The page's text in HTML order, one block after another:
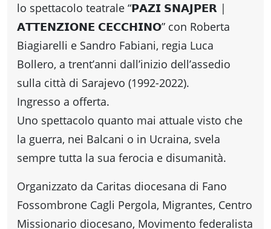
Enogastronomia
Informazioni
Guide
Fano
Accessibili
lo spettacolo teatrale “𝗣𝗔𝗭𝗜 𝗦𝗡𝗔𝗝𝗣𝗘𝗥 |
𝗔𝗧𝗧𝗘𝗡𝗭𝗜𝗢𝗡𝗘 𝗖𝗘𝗖𝗖𝗛𝗜𝗡𝗢” con Roberta
Biagiarelli e Sandro Fabiani, regia Luca
Bollero, a trent’anni dall’inizio dell’assedio
sulla città di Sarajevo (1992-2022).
Ingresso a offerta.
Uno spettacolo quanto mai attuale visto che
la guerra, nei Balcani o in Ucraina, svela
sempre tutta la sua ferocia e disumanità.
Organizzato da Caritas diocesana di Fano
Fossombrone Cagli Pergola, Migrantes, Centro
Missionario diocesano, Movimento federalista